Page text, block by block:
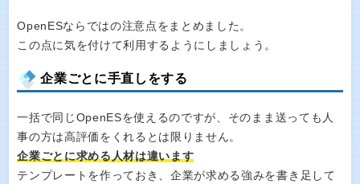
OpenESならではの注意点をまとめました。
この点に気を付けて利用するようにしましょう。
企業ごとに手直しをする
一括で同じOpenESを使えるのですが、そのまま送っても人
事の方は高評価をくれるとは限りません。
企業ごとに求める人材は違います
テンプレートを作っておき、企業が求める強みを書き足して